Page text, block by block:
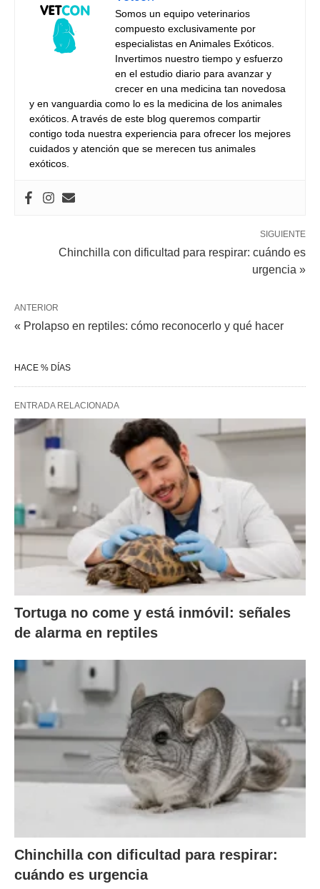
Somos un equipo veterinarios
compuesto exclusivamente por
especialistas en Animales Exóticos.
Invertimos nuestro tiempo y esfuerzo
en el estudio diario para avanzar y
crecer en una medicina tan novedosa
y en vanguardia como lo es la medicina de los animales
exóticos. A través de este blog queremos compartir
contigo toda nuestra experiencia para ofrecer los mejores
cuidados y atención que se merecen tus animales
exóticos.
SIGUIENTE
Chinchilla con dificultad para respirar: cuándo es
urgencia »
ANTERIOR
« Prolapso en reptiles: cómo reconocerlo y qué hacer
HACE % DÍAS
ENTRADA RELACIONADA
Tortuga no come y está inmóvil: señales
de alarma en reptiles
Chinchilla con dificultad para respirar:
cuándo es urgencia